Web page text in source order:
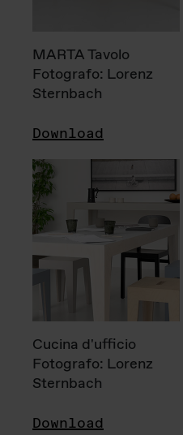
MARTA Tavolo
Fotografo: Lorenz
Sternbach
Download
Cucina d'ufficio
Fotografo: Lorenz
Sternbach
Download